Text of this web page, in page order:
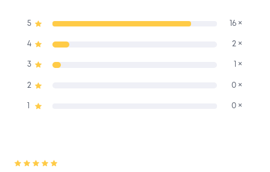
5 16 ×
4 2 ×
3 1 ×
2 0 ×
0 ×